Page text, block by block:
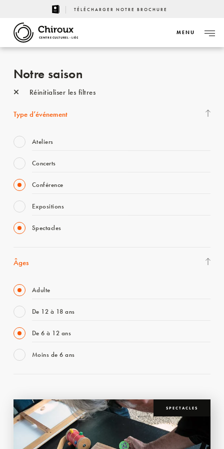
TÉLÉCHARGER NOTRE BROCHURE
CENTRE CULTUREL - LIÈGE
MENU
Notre saison
Réinitialiser les filtres
Type d’événement
Ateliers
Concerts
Conférence
Expositions
Spectacles
Âges
Adulte
De 12 à 18 ans
De 6 à 12 ans
Moins de 6 ans
SPECTACLES